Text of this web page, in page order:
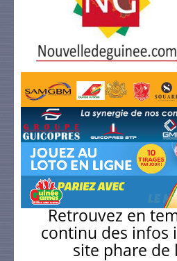
Retrouvez en
continu des infos
site phare de